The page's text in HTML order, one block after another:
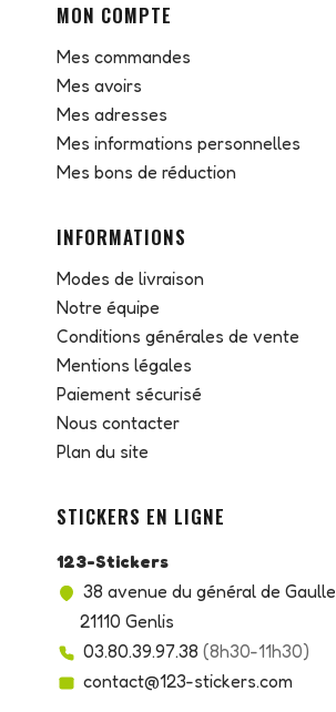
MON COMPTE
Mes commandes
Mes avoirs
Mes adresses
Mes informations personnelles
Mes bons de réduction
INFORMATIONS
Modes de livraison
Notre équipe
Conditions générales de vente
Mentions légales
Paiement sécurisé
Nous contacter
Plan du site
STICKERS EN LIGNE
123-Stickers
38 avenue du général de Gaulle
21110 Genlis
03.80.39.97.38 (8h30-11h30)
contact@123-stickers.com